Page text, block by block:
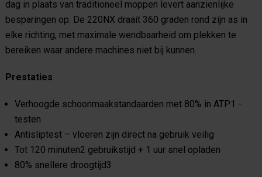
dag in plaats van traditioneel moppen levert aanzienlijke
besparingen op. De 220NX draait 360 graden rond zijn as in
elke richting, met maximale wendbaarheid om plekken te
bereiken waar andere machines niet bij kunnen.
Prestaties
Verhoogde schoonmaakstandaarden met 80% in ATP1 -
testen
Antisliptest – vloeren zijn direct na gebruik veilig
Tot 120 minuten2 gebruikstijd + 1 uur snel opladen
80% snellere droogtijd3